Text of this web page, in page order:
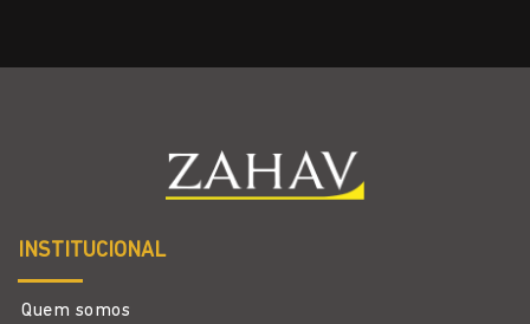
INSTITUCIONAL
Quem somos